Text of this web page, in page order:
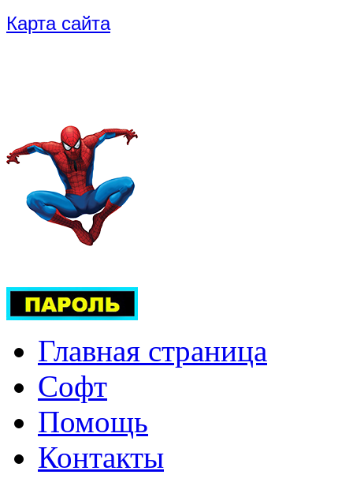
Карта сайта
Главная страница
Софт
Помощь
Контакты